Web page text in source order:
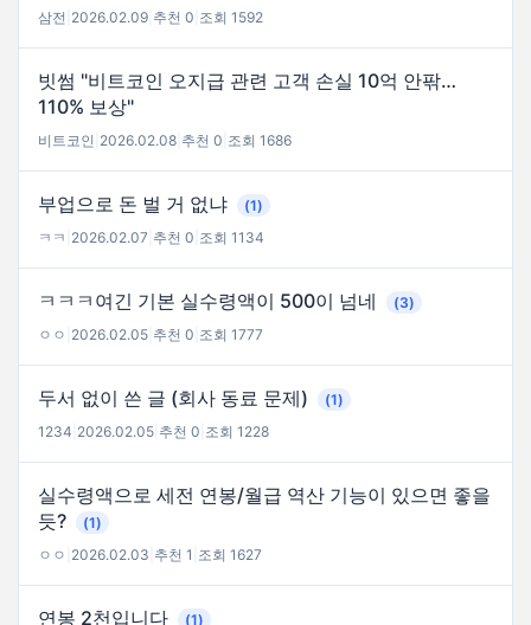
삼전 2026.02.09 추천 0 조회 1592
빗썸 "비트코인 오지급 관련 고객 손실 10억 안팎…
110% 보상"
비트코인 2026.02.08 추천 0 조회 1686
부업으로 돈 벌 거 없냐
(1)
ㅋㅋ 2026.02.07 추천 0 조회 1134
ㅋㅋㅋ여긴 기본 실수령액이 500이 넘네
(3)
ㅇㅇ 2026.02.05 추천 0 조회 1777
두서 없이 쓴 글 (회사 동료 문제)
(1)
1234 2026.02.05 추천 0 조회 1228
실수령액으로 세전 연봉/월급 역산 기능이 있으면 좋을
듯?
(1)
ㅇㅇ 2026.02.03 추천 1 조회 1627
연봉 2천입니다
(1)